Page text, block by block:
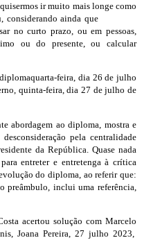
ir muito mais longe como
considerando ainda que
no curto prazo, ou em pessoas,
ou do presente, ou calcular
quarta-feira, dia 26 de julho
quinta-feira, dia 27 de julho de
abordagem ao diploma mostrae
pela centralidade
da República. Quase nada
, paraentreter e entretenga à crítica
do diploma , ao referir que:
preâmbulo , inclui uma referência,
acertou solução com Marcelo
, Joana Pereira, 27 julho 2023,